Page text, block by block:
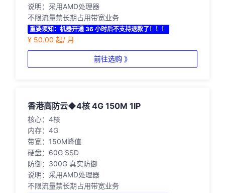
说明：采用AMD处理器
不限流量禁长期占用带宽业务
重要须知：机器开通 36 小时后不支持退款了！！！
¥ 50.00 起/ 月
前往选购 》
香港高防云◆4核 4G 150M 1IP
核心：4核
内存：4G
带宽：150M峰值
硬盘：60G SSD
防御：300G 真实防御
说明：采用AMD处理器
不限流量禁长期占用带宽业务